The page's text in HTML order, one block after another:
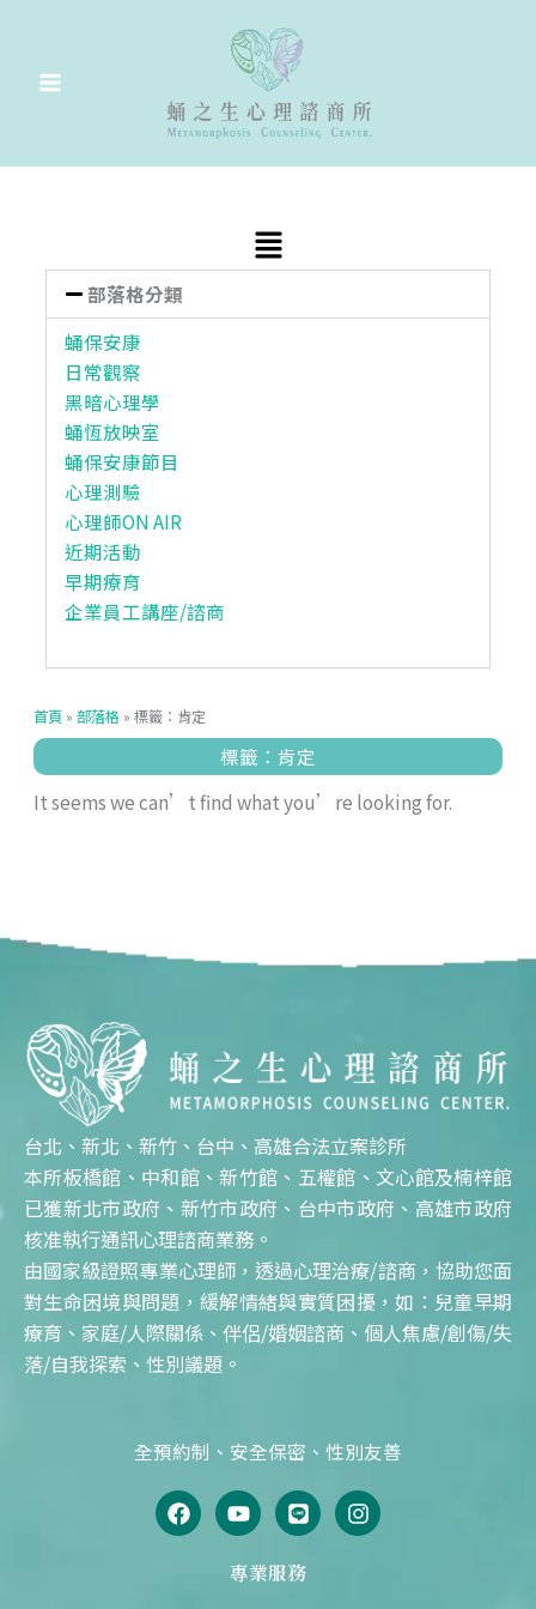
容
Main
部落格分類
蛹保安康
日常觀察
黑暗心理學
蛹恆放映室
蛹保安康節目
心理測驗
心理師ON AIR
近期活動
早期療育
企業員工講座/諮商
首頁 »部落格 »標籤：肯定
標籤：肯定
It seems we can’t find what you’re looking for.
台北、新北、新竹、台中、高雄合法立案診所
本所板橋館、中和館、新竹館、五權館、文心館及楠梓館
已獲新北市政府、新竹市政府、台中市政府、高雄市政府
核准執行通訊心理諮商業務。
由國家級證照專業心理師，透過心理治療/諮商，協助您面
對生命困境與問題，緩解情緒與實質困擾，如：兒童早期
療育、家庭/人際關係、伴侶/婚姻諮商、個人焦慮/創傷/失
落/自我探索、性別議題。
全預約制、安全保密、性別友善
F
a
c
Y
o
u
t
u
L
i
n
e
I
n
s
專業服務